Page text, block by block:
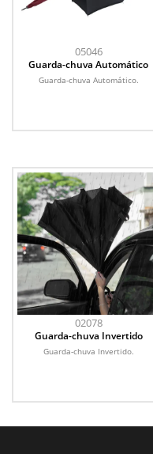
05046
Guarda-chuva Automático
Guarda-chuva Automático.
02078
Guarda-chuva Invertido
Guarda-chuva Invertido.